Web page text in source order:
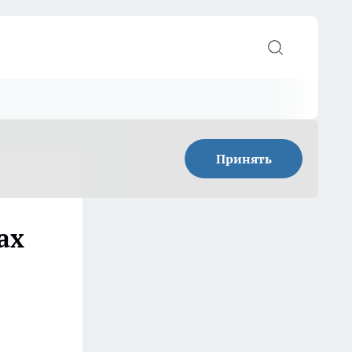
Принять